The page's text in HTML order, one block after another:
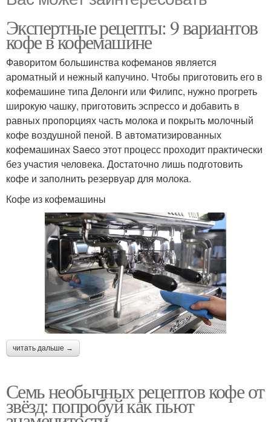
Экспертные рецепты: 9 вариантов
кофе в кофемашине
Фаворитом большинства кофеманов является
ароматный и нежный капучино. Чтобы приготовить его в
кофемашине типа Делонги или Филипс, нужно прогреть
широкую чашку, приготовить эспрессо и добавить в
равных пропорциях часть молока и покрыть молочный
кофе воздушной пеной. В автоматизированных
кофемашинах Saeco этот процесс проходит практически
без участия человека. Достаточно лишь подготовить
кофе и заполнить резервуар для молока.
Кофе из кофемашины
читать дальше →
Семь необычных рецептов кофе от
звёзд: попробуй как пьют